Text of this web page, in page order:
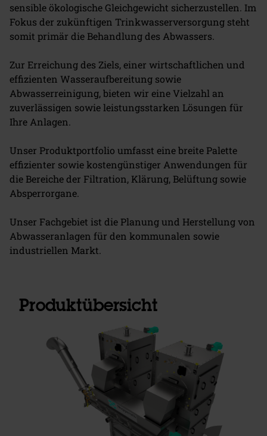
sensible ökologische Gleichgewicht sicherzustellen. Im
Fokus der zukünftigen Trinkwasserversorgung steht
somit primär die Behandlung des Abwassers.
Zur Erreichung des Ziels, einer wirtschaftlichen und
effizienten Wasseraufbereitung sowie
Abwasserreinigung, bieten wir eine Vielzahl an
zuverlässigen sowie leistungsstarken Lösungen für
Ihre Anlagen.
Unser Produktportfolio umfasst eine breite Palette
effizienter sowie kostengünstiger Anwendungen für
die Bereiche der Filtration, Klärung, Belüftung sowie
Absperrorgane.
Unser Fachgebiet ist die Planung und Herstellung von
Abwasseranlagen für den kommunalen sowie
industriellen Markt.
Produktübersicht